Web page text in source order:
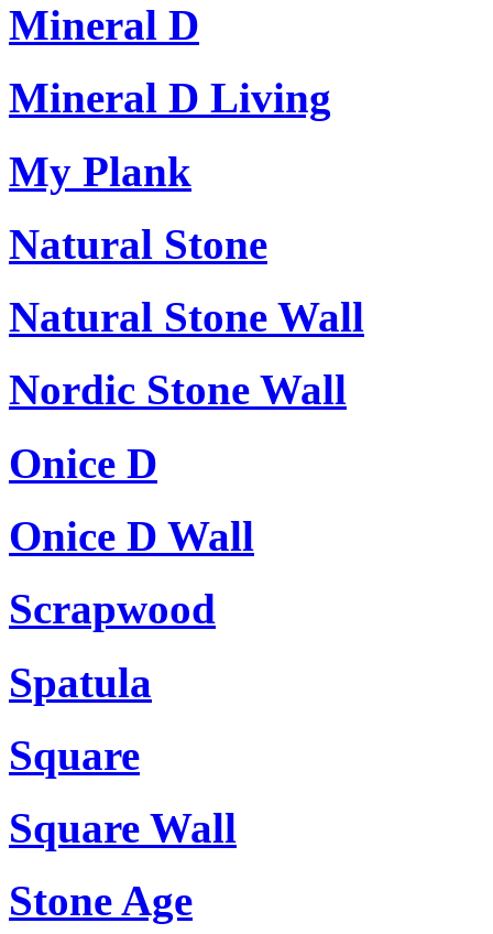
Mineral D
Mineral D Living
My Plank
Natural Stone
Natural Stone Wall
Nordic Stone Wall
Onice D
Onice D Wall
Scrapwood
Spatula
Square
Square Wall
Stone Age